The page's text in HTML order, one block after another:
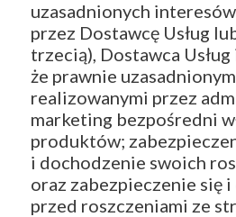
uzasadnionych
przez Dostawcę Usług
trzecią), Dostawca
że prawnie
realizowanymi przez
marketing bezpośredni
produktów;
i dochodzenie swoich
oraz zabezpieczenie się
przed roszczeniami ze